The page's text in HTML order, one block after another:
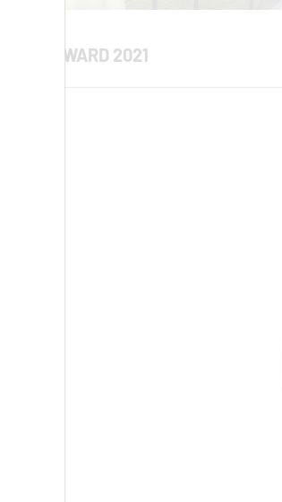
4.0 AWARD 2021